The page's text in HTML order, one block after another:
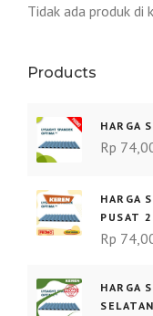
Tidak ada produk di
Products
HARGA
Rp
HARGA
PUSAT
Rp
HARGA